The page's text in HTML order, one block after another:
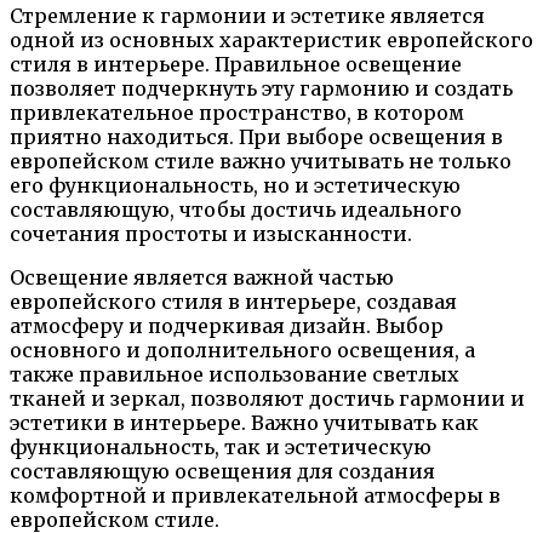
Стремление к гармонии и эстетике является
одной из основных характеристик европейского
стиля в интерьере. Правильное освещение
позволяет подчеркнуть эту гармонию и создать
привлекательное пространство, в котором
приятно находиться. При выборе освещения в
европейском стиле важно учитывать не только
его функциональность, но и эстетическую
составляющую, чтобы достичь идеального
сочетания простоты и изысканности.
Освещение является важной частью
европейского стиля в интерьере, создавая
атмосферу и подчеркивая дизайн. Выбор
основного и дополнительного освещения, а
также правильное использование светлых
тканей и зеркал, позволяют достичь гармонии и
эстетики в интерьере. Важно учитывать как
функциональность, так и эстетическую
составляющую освещения для создания
комфортной и привлекательной атмосферы в
европейском стиле.